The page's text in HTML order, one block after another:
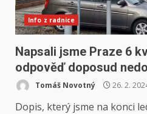
Info z radnice
Napsali jsme Praze 6
odpověď doposud
Tomáš Novotný 26. 2.
Dopis, který jsme na konci